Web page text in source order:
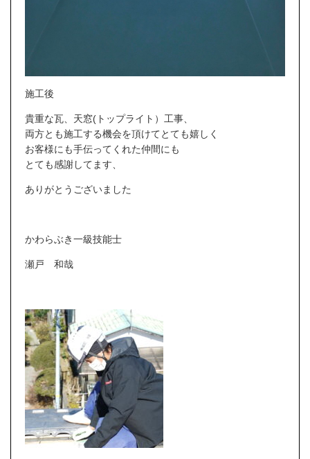
施工後
貴重な瓦、天窓(トップライト）工事、
両方とも施工する機会を頂けてとても嬉しく
お客様にも手伝ってくれた仲間にも
とても感謝してます、
ありがとうございました
かわらぶき一級技能士
瀬戸 和哉